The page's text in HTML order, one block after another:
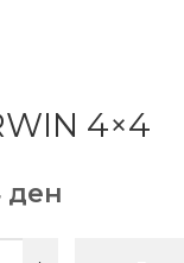
4×4
ден